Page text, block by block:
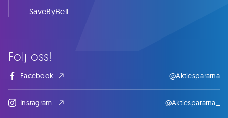
Följ oss!
Facebook @Aktiespararna
Instagram @Aktiespararna_
SaveByBell